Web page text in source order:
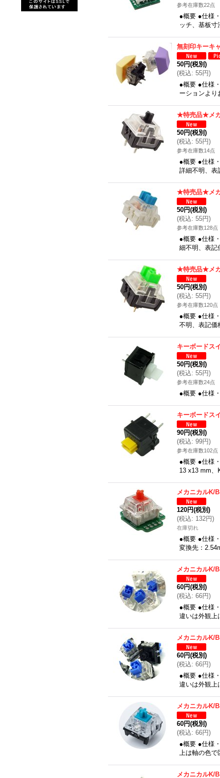
参考在庫数22点
●概要 ●仕様
ッチ、基板
無刻印キーキ
50円(税別)
(税込: 55円)
●概要 ●仕様
ーションよ
★特売品★メ
50円(税別)
(税込: 55円)
参考在庫数14点
●概要 ●仕様
詳細不明、表
★特売品★メ
50円(税別)
(税込: 55円)
参考在庫数128点
●概要 ●仕様
細不明、表記
★特売品★メ
50円(税別)
(税込: 55円)
参考在庫数120点
●概要 ●仕様
不明、表記価
キーボードス
50円(税別)
(税込: 55円)
参考在庫数24点
●概要 ●仕様
キーボードス
90円(税別)
(税込: 99円)
参考在庫数102点
●概要 ●仕様
13 x13 mm、
メカニカルK/
120円(税別)
(税込: 132円)
在庫切れ
●概要 ●仕様
変換先：
メカニカルK/
60円(税別)
(税込: 66円)
●概要 ●仕様
違いは外観上
メカニカルK/
60円(税別)
(税込: 66円)
●概要 ●仕様
違いは外観上
メカニカルK/
60円(税別)
(税込: 66円)
●概要 ●仕様
上は軸の色で
メカニカルK/